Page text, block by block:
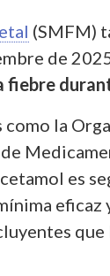
(SMFM)
de
la
es